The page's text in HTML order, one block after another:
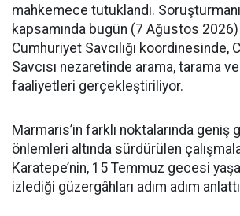
mahkemece tutuklandı.
kapsamında bugün (7 Ağustos
Cumhuriyet Savcılığı koordinesinde,
Savcısı nezaretinde arama, tarama
faaliyetleri gerçekleştiriliyor.
Marmaris’in farklı noktalarında geniş
önlemleri altında sürdürülen
Karatepe’nin, 15 Temmuz gecesi
izlediği güzergâhları adım adım